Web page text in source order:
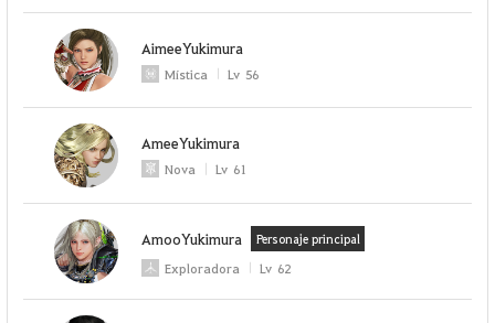
AimeeYukimura
Mística Lv 56
AmeeYukimura
Nova Lv 61
AmooYukimura Personaje principal
Exploradora Lv 62